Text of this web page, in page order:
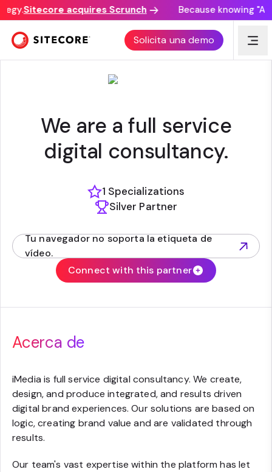
Sitecore acquires Scrunch Because knowing
Solicita una demo
IMEDIA INC.
We are a full service
digital consultancy.
1 Specializations
Silver Partner
Tu navegador no soporta la etiqueta de
vídeo.
(opens in new tab)
Connect with this partner
Acerca de
iMedia is full service digital consultancy. We create,
design, and produce integrated, and results driven
digital brand experiences. Our solutions are based on
logic, creating brand value and are validated through
results.
Our team's vast expertise within the platform has let